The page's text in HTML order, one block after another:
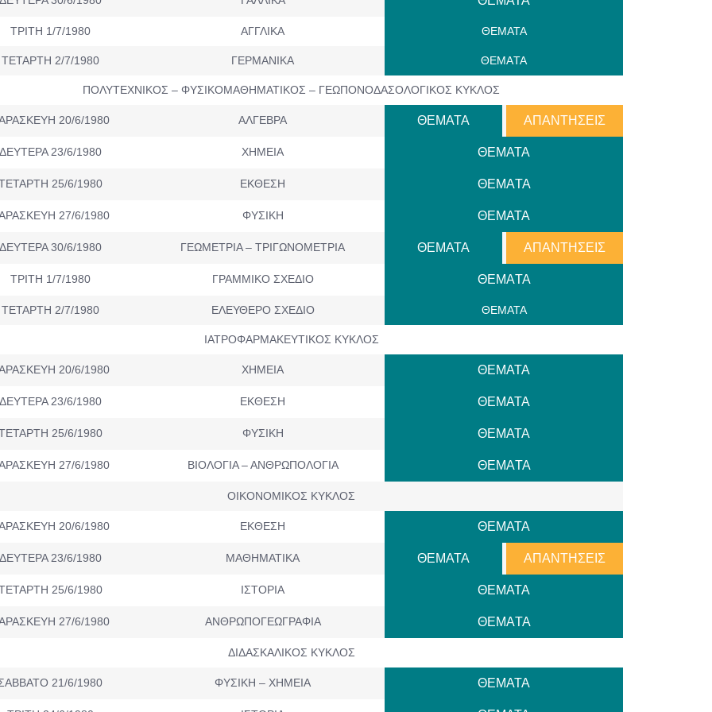
ΤΡΙΤΗ 1/7/1980 ΑΓΓΛΙΚΑ ΘΕΜΑΤΑ
ΤΕΤΑΡΤΗ 2/7/1980 ΓΕΡΜΑΝΙΚΑ ΘΕΜAΤΑ
ΠΟΛΥΤΕΧΝΙΚΟΣ – ΦΥΣΙΚΟΜΑΘΗΜΑΤΙΚΟΣ – ΓΕΩΠΟΝΟΔΑΣΟΛΟΓΙΚΟΣ ΚΥΚΛΟΣ
20/6/1980 ΑΛΓΕΒΡΑ ΘΕΜΑΤΑ ΑΠΑΝΤΗΣΕΙΣ
ΔΕΥΤΕΡΑ 23/6/1980 ΧΗΜΕΙΑ ΘΕΜΑΤΑ
25/6/1980 ΕΚΘΕΣΗ ΘΕΜAΤΑ
27/6/1980 ΦΥΣΙΚΗ ΘΕΜΑΤΑ
ΔΕΥΤΕΡΑ 30/6/1980 ΓΕΩΜΕΤΡΙΑ – ΤΡΙΓΩΝΟΜΕΤΡΙΑ ΘΕΜΑΤΑ ΑΠΑΝΤΗΣΕΙΣ
ΤΡΙΤΗ 1/7/1980 ΓΡΑΜΜΙΚΟ ΣΧΕΔΙΟ ΘΕΜAΤΑ
ΤΕΤΑΡΤΗ 2/7/1980 ΕΛΕΥΘΕΡΟ ΣΧΕΔΙΟ ΘΕΜΑΤΑ
ΙΑΤΡΟΦΑΡΜΑΚΕΥΤΙΚΟΣ ΚΥΚΛΟΣ
20/6/1980 ΧΗΜΕΙΑ ΘΕΜΑΤΑ
ΔΕΥΤΕΡΑ 23/6/1980 ΕΚΘΕΣΗ ΘΕΜΑΤΑ
25/6/1980 ΦΥΣΙΚΗ ΘΕΜΑΤΑ
27/6/1980 ΒΙΟΛΟΓΙΑ – ΑΝΘΡΩΠΟΛΟΓΙΑ ΘΕΜAΤΑ
ΟΙΚΟΝΟΜΙΚΟΣ ΚΥΚΛΟΣ
20/6/1980 ΕΚΘΕΣΗ ΘΕΜΑΤΑ
ΔΕΥΤΕΡΑ 23/6/1980 ΜΑΘΗΜΑΤΙΚΑ ΘΕΜΑΤΑ ΑΠΑΝΤΗΣΕΙΣ
25/6/1980 ΙΣΤΟΡΙΑ ΘΕΜΑΤΑ
27/6/1980 ΑΝΘΡΩΠΟΓΕΩΓΡΑΦΙΑ ΘΕΜAΤΑ
ΔΙΔΑΣΚΑΛΙΚΟΣ ΚΥΚΛΟΣ
21/6/1980 ΦΥΣΙΚΗ – ΧΗΜΕΙΑ ΘΕΜΑΤΑ